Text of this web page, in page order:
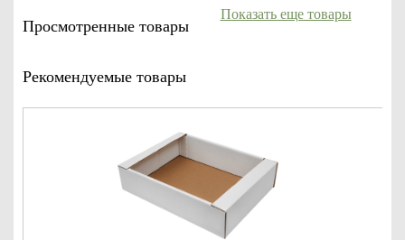
Просмотренные товары
Рекомендуемые товары
Показать еще товары